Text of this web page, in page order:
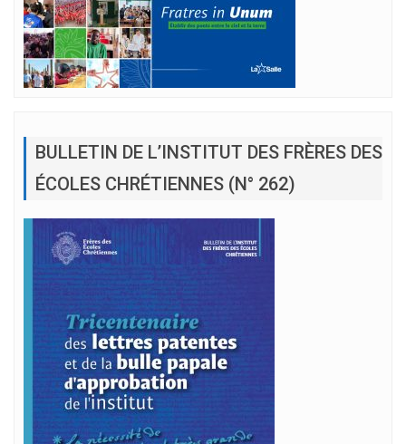
BULLETIN DE L’INSTITUT DES FRÈRES DES
ÉCOLES CHRÉTIENNES (N° 262)